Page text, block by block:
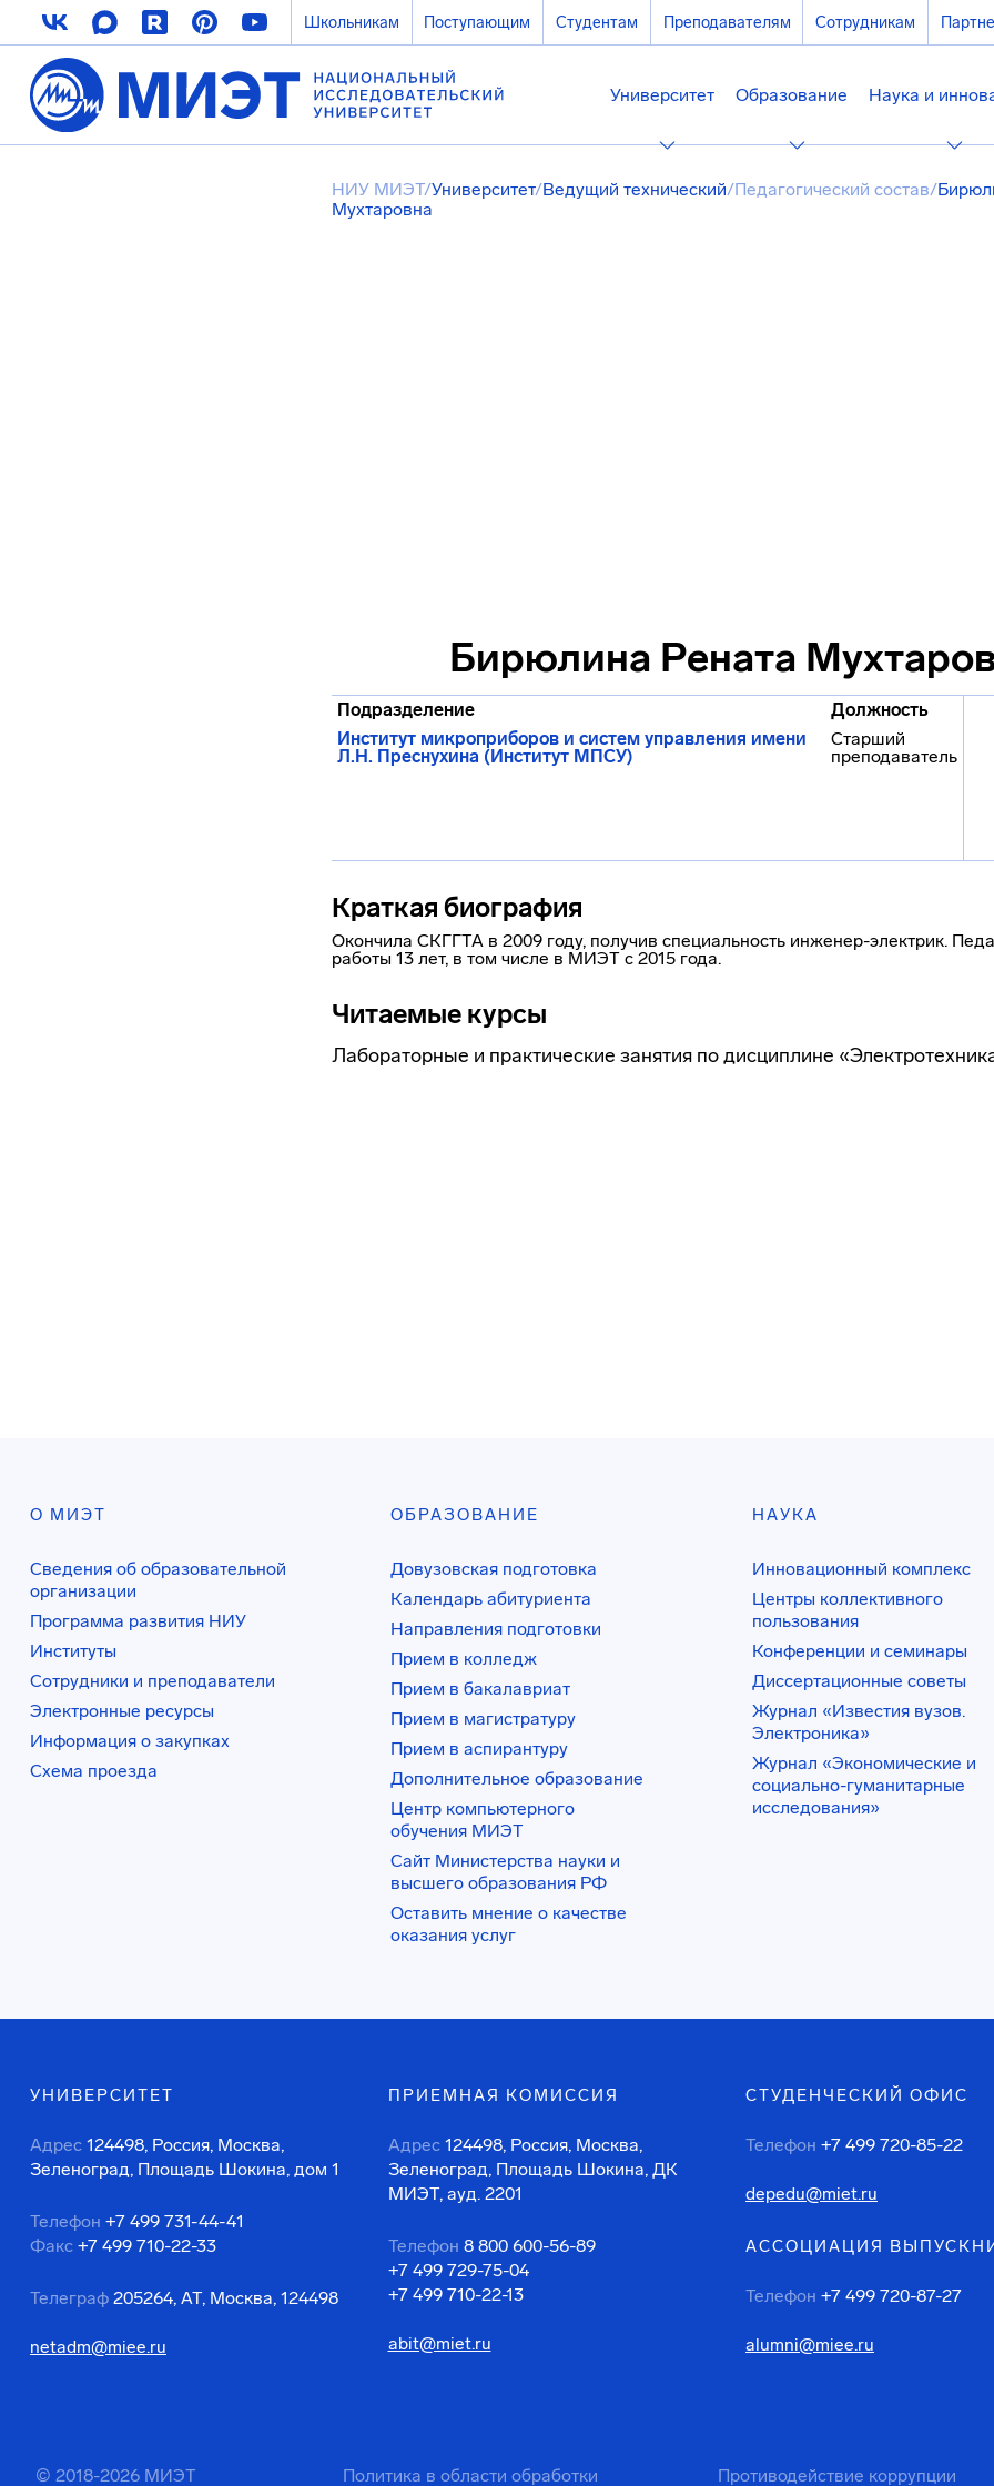
Школьникам Поступающим Студентам Преподавателям Сотрудникам
Университет Образование Наука и
НИУ МИЭТ/Университет/Ведущий технический/Педагогический состав/
Мухтаровна
Бирюлина Рената
Подразделение
Должность
Институт микроприборов и систем управления имени
Л.Н. Преснухина (Институт МПСУ)
Старший
преподаватель
Краткая биография
Окончила СКГГТА в 2009 году, получив специальность инженер-электрик.
работы 13 лет, в том числе в МИЭТ с 2015 года.
Читаемые курсы
Лабораторные и практические занятия по дисциплине
О МИЭТ
Сведения об образовательной
организации
Программа развития НИУ
Институты
Сотрудники и преподаватели
Электронные ресурсы
Информация о закупках
Схема проезда
ОБРАЗОВАНИЕ
Довузовская подготовка
Календарь абитуриента
Направления подготовки
Прием в колледж
Прием в бакалавриат
Прием в магистратуру
Прием в аспирантуру
Дополнительное образование
Центр компьютерного
обучения МИЭТ
Сайт Министерства науки и
высшего образования РФ
Оставить мнение о качестве
оказания услуг
НАУКА
Инновационный комплекс
Центры коллективного
пользования
Конференции и семинары
Диссертационные советы
Журнал «Известия вузов.
Электроника»
Журнал «Экономические и
социально-гуманитарные
исследования»
УНИВЕРСИТЕТ
Адрес 124498, Россия, Москва,
Зеленоград, Площадь Шокина, дом 1
Телефон +7 499 731-44-41
Факс +7 499 710-22-33
Телеграф 205264, АТ, Москва, 124498
netadm@miee.ru
ПРИЕМНАЯ КОМИССИЯ
Адрес 124498, Россия, Москва,
Зеленоград, Площадь Шокина, ДК
МИЭТ, ауд. 2201
Телефон 8 800 600-56-89
+7 499 729-75-04
+7 499 710-22-13
abit@miet.ru
СТУДЕНЧЕСКИЙ ОФИС
Телефон +7 499 720-85-22
depedu@miet.ru
АССОЦИАЦИЯ
Телефон +7 499 720-87-27
alumni@miee.ru
© 2018-2026 МИЭТ
Политика в области обработки
Противодействие коррупции